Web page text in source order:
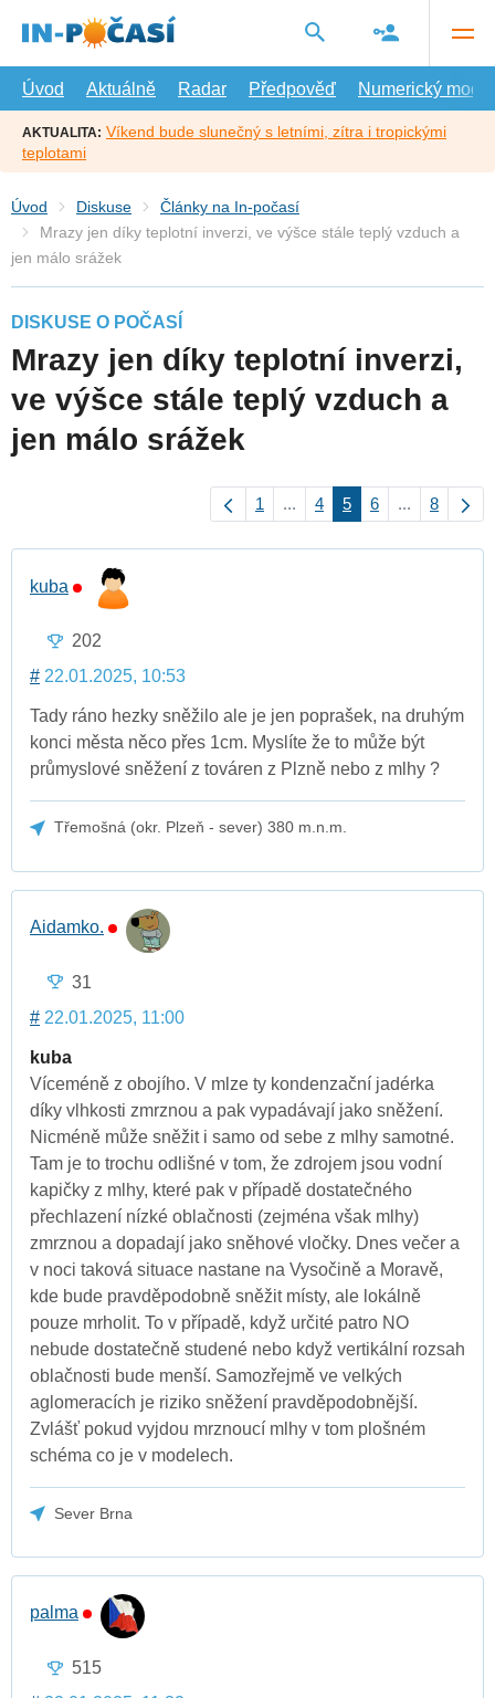
hlavní
Úvod
Aktuálně Radar Předpověď Numerický model
AKTUALITA: Víkend bude slunečný s letními, zítra i tropickými
teplotami
Úvod Diskuse
Články na In-počasí
Mrazy jen díky teplotní inverzi, ve výšce stále teplý vzduch a
jen málo srážek
DISKUSE O POČASÍ
Mrazy jen díky teplotní inverzi,
ve výšce stále teplý vzduch a
jen málo srážek
1 ... 4 5 6 ... 8
kuba
202
# 22.01.2025, 10:53
Tady ráno hezky sněžilo ale je jen poprašek, na druhým
konci města něco přes 1cm. Myslíte že to může být
průmyslové sněžení z továren z Plzně nebo z mlhy ?
Třemošná (okr. Plzeň - sever) 380 m.n.m.
Aidamko.
31
# 22.01.2025, 11:00
kuba
Víceméně z obojího. V mlze ty kondenzační jadérka
díky vlhkosti zmrznou a pak vypadávají jako sněžení.
Nicméně může sněžit i samo od sebe z mlhy samotné.
Tam je to trochu odlišné v tom, že zdrojem jsou vodní
kapičky z mlhy, které pak v případě dostatečného
přechlazení nízké oblačnosti (zejména však mlhy)
zmrznou a dopadají jako sněhové vločky. Dnes večer a
v noci taková situace nastane na Vysočině a Moravě,
kde bude pravděpodobně sněžit místy, ale lokálně
pouze mrholit. To v případě, když určité patro NO
nebude dostatečně studené nebo když vertikální rozsah
oblačnosti bude menší. Samozřejmě ve velkých
aglomeracích je riziko sněžení pravděpodobnější.
Zvlášť pokud vyjdou mrznoucí mlhy v tom plošném
schéma co je v modelech.
Sever Brna
palma
515